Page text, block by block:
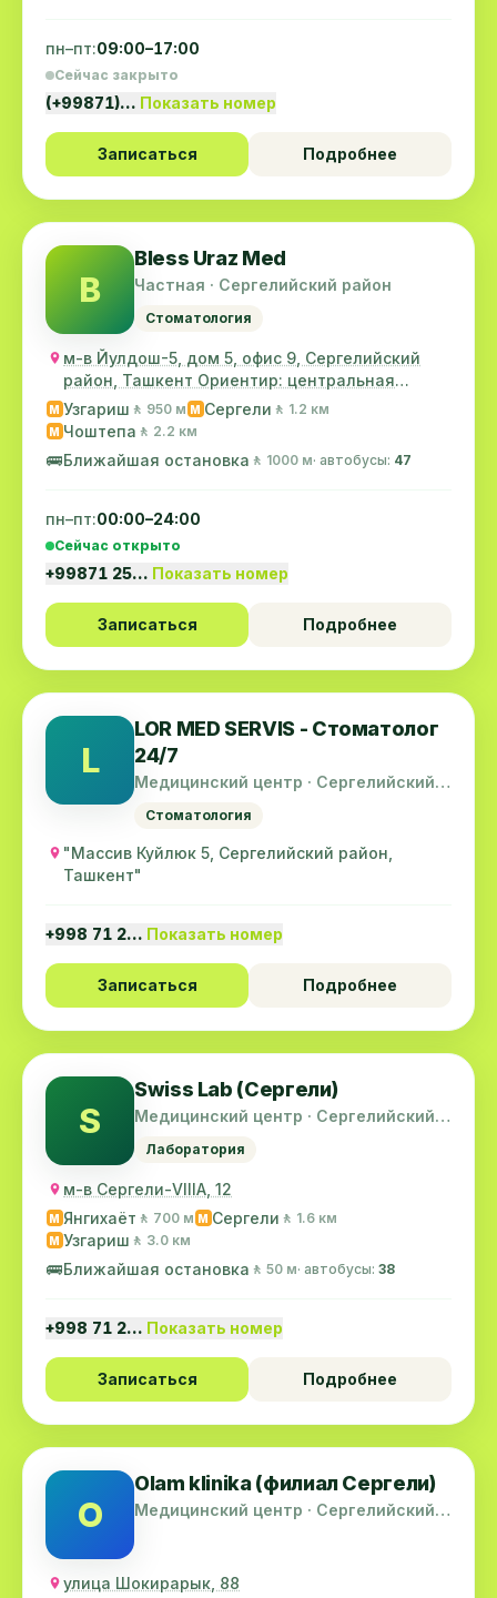
пн–пт:09:00–17:00
Сейчас закрыто
(+99871)… Показать номер
Записаться Подробнее
B
Bless Uraz Med
Частная · Сергелийский район
Стоматология
м-в Йулдош-5, дом 5, офис 9, Сергелийский
район, Ташкент Ориентир: центральная
поликлиника...
M Узгариш 🚶 950 м M Сергели 🚶 1.2 км
M Чоштепа 🚶 2.2 км
🚌Ближайшая остановка 🚶 1000 м· автобусы: 47
пн–пт:00:00–24:00
Сейчас открыто
+99871 25… Показать номер
Записаться Подробнее
L
LOR MED SERVIS - Стоматолог
24/7
Медицинский центр · Сергелийский
Стоматология
"Массив Куйлюк 5, Сергелийский район,
Ташкент"
+998 71 2… Показать номер
Записаться Подробнее
S
Swiss Lab (Сергели)
Медицинский центр · Сергелийский
Лаборатория
м-в Сергели-VIIIА, 12
M Янгихаёт 🚶 700 м M Сергели 🚶 1.6 км
M Узгариш 🚶 3.0 км
🚌Ближайшая остановка 🚶 50 м· автобусы: 38
+998 71 2… Показать номер
Записаться Подробнее
O
Olam klinika (филиал Сергели)
Медицинский центр · Сергелийский
улица Шокирарык, 88